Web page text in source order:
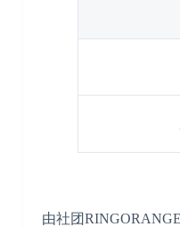
由社团